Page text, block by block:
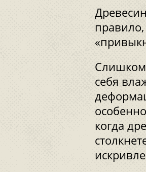
Слишком
себя
когда